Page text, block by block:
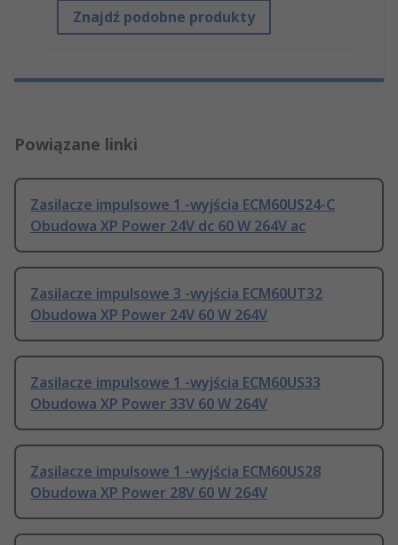
Znajdź podobne produkty
Powiązane linki
Zasilacze impulsowe 1 -wyjścia ECM60US24-C
Obudowa XP Power 24V dc 60 W 264V ac
Zasilacze impulsowe 3 -wyjścia ECM60UT32
Obudowa XP Power 24V 60 W 264V
Zasilacze impulsowe 1 -wyjścia ECM60US33
Obudowa XP Power 33V 60 W 264V
Zasilacze impulsowe 1 -wyjścia ECM60US28
Obudowa XP Power 28V 60 W 264V